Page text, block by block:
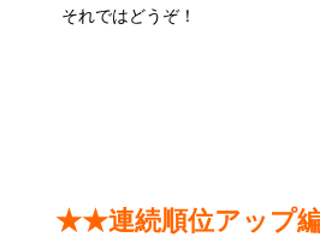
それではどうぞ！
★★連続順位アップ